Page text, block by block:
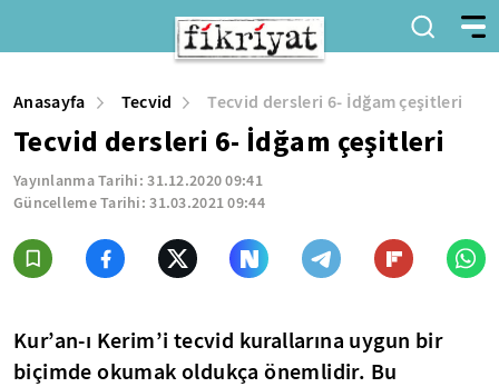
Anasayfa Tecvid Tecvid dersleri 6- İdğam çeşitleri
Tecvid dersleri 6- İdğam çeşitleri
Yayınlanma Tarihi:31.12.2020 09:41
Güncelleme Tarihi:31.03.2021 09:44
Kur’an-ı Kerim’i tecvid kurallarına uygun bir
biçimde okumak oldukça önemlidir. Bu